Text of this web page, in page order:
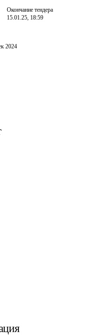
Окончание тендера
15.01.25, 18:59
2024